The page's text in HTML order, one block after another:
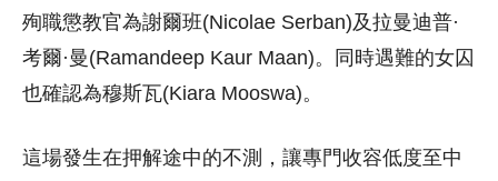
殉職懲教官為謝爾班(Nicolae Serban)及拉曼迪普·
考爾·曼(Ramandeep Kaur Maan)。同時遇難的女囚
也確認為穆斯瓦(Kiara Mooswa)。
這場發生在押解途中的不測，讓專門收容低度至中